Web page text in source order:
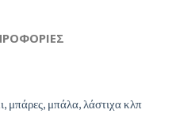
μπάρες, μπάλα, λάστιχα κλπ